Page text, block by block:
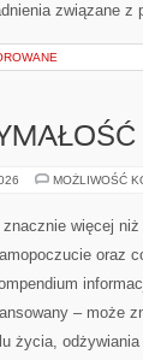
związane
MOŻLIWOŚĆ
więcej
oraz
– może
życia, odżywiania